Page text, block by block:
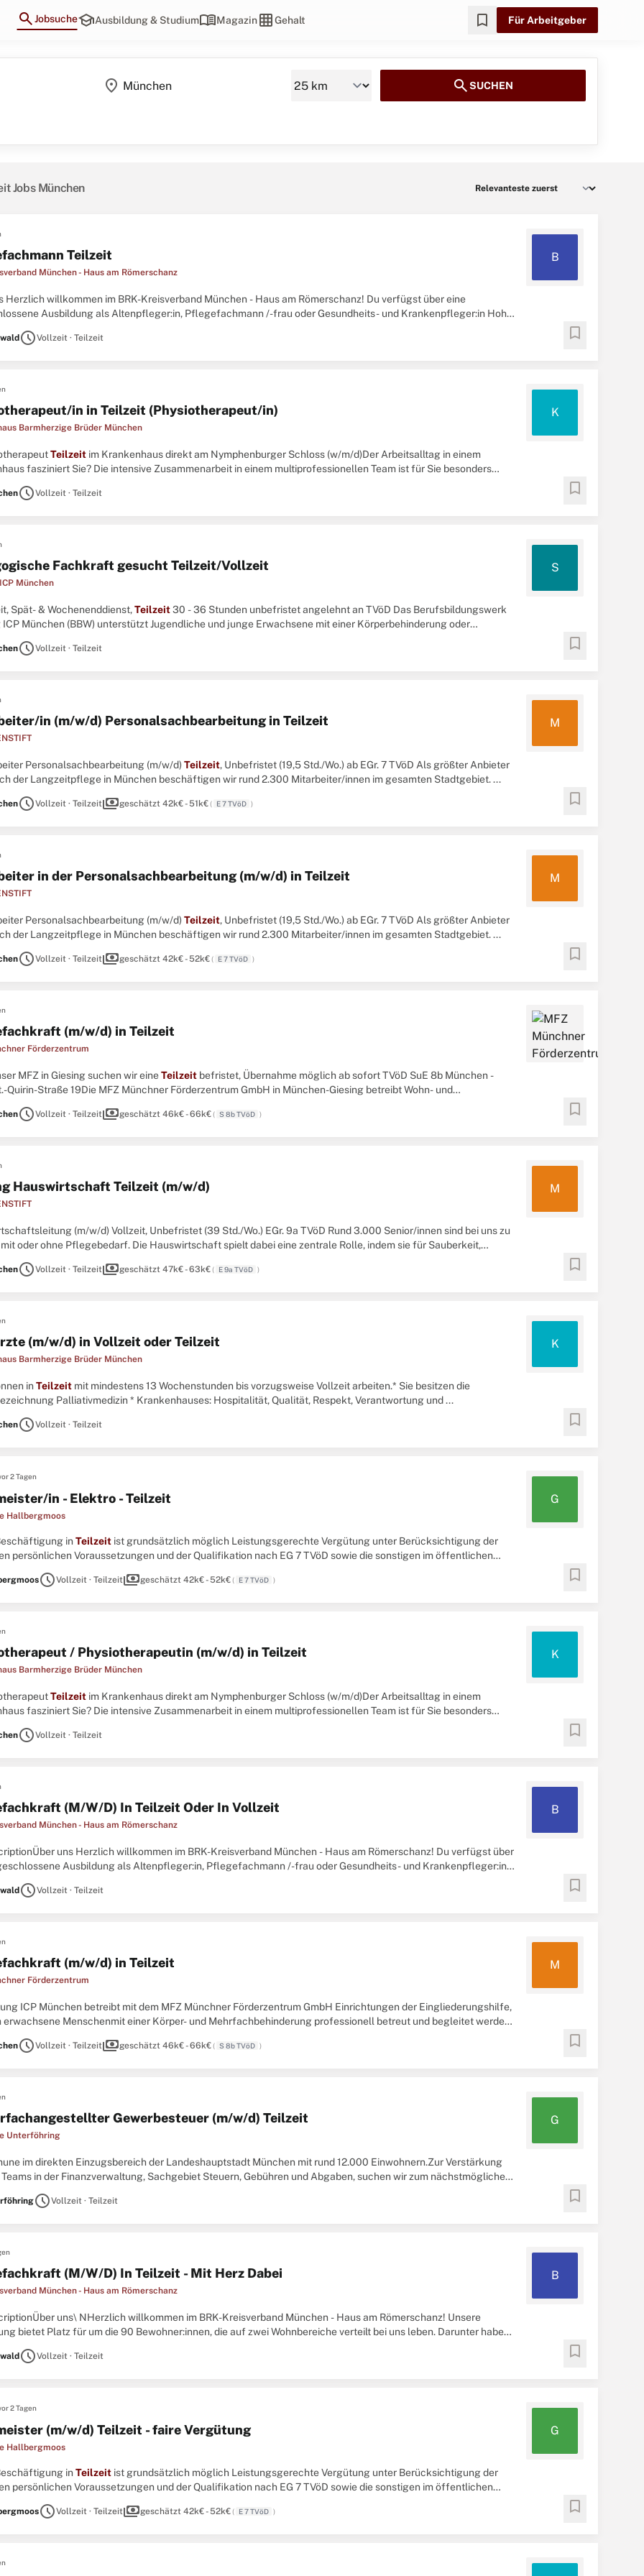
searchJobsucheschoolAusbildung & Studiummenu_bookMagazingrid_onGehalt bookmark Für Arbeitgeber
location_on searchSUCHEN
Jobs München
Teilzeit
München - Haus am Römerschanz
B
Herzlich willkommen im BRK-Kreisverband München - Haus am Römerschanz! Du verfügst über eine
Ausbildung als Altenpfleger:in, Pflegefachmann /-frau oder Gesundheits- und Krankenpfleger:in Hohe
scheduleVollzeit · Teilzeit bookmark
in in Teilzeit (Physiotherapeut/in)
Barmherzige Brüder München
K
Teilzeit im Krankenhaus direkt am Nymphenburger Schloss (w/m/d)Der Arbeitsalltag in einem
fasziniert Sie? Die intensive Zusammenarbeit in einem multiprofessionellen Team ist für Sie besonders
scheduleVollzeit · Teilzeit bookmark
Fachkraft gesucht Teilzeit/Vollzeit
München
S
Spät- & Wochenenddienst,Teilzeit30 - 36 Stunden unbefristet angelehnt an TVöD Das Berufsbildungswerk
München (BBW) unterstützt Jugendliche und junge Erwachsene mit einer Körperbehinderung oder
scheduleVollzeit · Teilzeit bookmark
in (m/w/d) Personalsachbearbeitung in Teilzeit M
Personalsachbearbeitung (m/w/d)Teilzeit, Unbefristet (19,5 Std./Wo.) ab EGr. 7 TVöD Als größter Anbieter
der Langzeitpflege in München beschäftigen wir rund 2.300 Mitarbeiter/innen im gesamten Stadtgebiet. ...
scheduleVollzeit · Teilzeitpaymentsgeschätzt 42k€ - 51k€( E 7 TVöD ) bookmark
in der Personalsachbearbeitung (m/w/d) in Teilzeit M
Personalsachbearbeitung (m/w/d)Teilzeit, Unbefristet (19,5 Std./Wo.) ab EGr. 7 TVöD Als größter Anbieter
der Langzeitpflege in München beschäftigen wir rund 2.300 Mitarbeiter/innen im gesamten Stadtgebiet. ...
scheduleVollzeit · Teilzeitpaymentsgeschätzt 42k€ - 52k€( E 7 TVöD ) bookmark
(m/w/d) in Teilzeit
Förderzentrum
MFZ in Giesing suchen wir eineTeilzeit befristet, Übernahme möglich ab sofort TVöD SuE 8b München -
Quirin-Straße 19Die MFZ Münchner Förderzentrum GmbH in München-Giesing betreibt Wohn- und
scheduleVollzeit · Teilzeitpaymentsgeschätzt 46k€ - 66k€( S 8b TVöD ) bookmark
Hauswirtschaft Teilzeit (m/w/d) M
(m/w/d) Vollzeit, Unbefristet (39 Std./Wo.) EGr. 9a TVöD Rund 3.000 Senior/innen sind bei uns zu
oder ohne Pflegebedarf. Die Hauswirtschaft spielt dabei eine zentrale Rolle, indem sie für Sauberkeit,
scheduleVollzeit · Teilzeitpaymentsgeschätzt 47k€ - 63k€( E 9a TVöD ) bookmark
(m/w/d) in Vollzeit oder Teilzeit
Barmherzige Brüder München
K
inTeilzeit mit mindestens 13 Wochenstunden bis vorzugsweise Vollzeit arbeiten.* Sie besitzen die
Palliativmedizin * Krankenhauses: Hospitalität, Qualität, Respekt, Verantwortung und ...
scheduleVollzeit · Teilzeit bookmark
2 Tagen
in - Elektro - Teilzeit
Hallbergmoos
G
inTeilzeit ist grundsätzlich möglich Leistungsgerechte Vergütung unter Berücksichtigung der
persönlichen Voraussetzungen und der Qualifikation nach EG 7 TVöD sowie die sonstigen im öffentlichen
scheduleVollzeit · Teilzeitpaymentsgeschätzt 42k€ - 52k€( E 7 TVöD ) bookmark
/ Physiotherapeutin (m/w/d) in Teilzeit
Barmherzige Brüder München
K
Teilzeit im Krankenhaus direkt am Nymphenburger Schloss (w/m/d)Der Arbeitsalltag in einem
fasziniert Sie? Die intensive Zusammenarbeit in einem multiprofessionellen Team ist für Sie besonders
scheduleVollzeit · Teilzeit bookmark
(M/W/D) In Teilzeit Oder In Vollzeit
München - Haus am Römerschanz
B
uns Herzlich willkommen im BRK-Kreisverband München - Haus am Römerschanz! Du verfügst über
Ausbildung als Altenpfleger:in, Pflegefachmann /-frau oder Gesundheits- und Krankenpfleger:in\
scheduleVollzeit · Teilzeit bookmark
(m/w/d) in Teilzeit
Förderzentrum
M
ICP München betreibt mit dem MFZ Münchner Förderzentrum GmbH Einrichtungen der Eingliederungshilfe,
erwachsene Menschenmit einer Körper- und Mehrfachbehinderung professionell betreut und begleitet werden.
scheduleVollzeit · Teilzeitpaymentsgeschätzt 46k€ - 66k€( S 8b TVöD ) bookmark
Gewerbesteuer (m/w/d) Teilzeit
Unterföhring
G
im direkten Einzugsbereich der Landeshauptstadt München mit rund 12.000 Einwohnern.Zur Verstärkung
in der Finanzverwaltung, Sachgebiet Steuern, Gebühren und Abgaben, suchen wir zum nächstmöglichen
scheduleVollzeit · Teilzeit bookmark
(M/W/D) In Teilzeit - Mit Herz Dabei
München - Haus am Römerschanz
B
uns\ NHerzlich willkommen im BRK-Kreisverband München - Haus am Römerschanz! Unsere
bietet Platz für um die 90 Bewohner:innen, die auf zwei Wohnbereiche verteilt bei uns leben. Darunter haben
scheduleVollzeit · Teilzeit bookmark
2 Tagen
(m/w/d) Teilzeit - faire Vergütung
Hallbergmoos
G
inTeilzeit ist grundsätzlich möglich Leistungsgerechte Vergütung unter Berücksichtigung der
persönlichen Voraussetzungen und der Qualifikation nach EG 7 TVöD sowie die sonstigen im öffentlichen
scheduleVollzeit · Teilzeitpaymentsgeschätzt 42k€ - 52k€( E 7 TVöD ) bookmark